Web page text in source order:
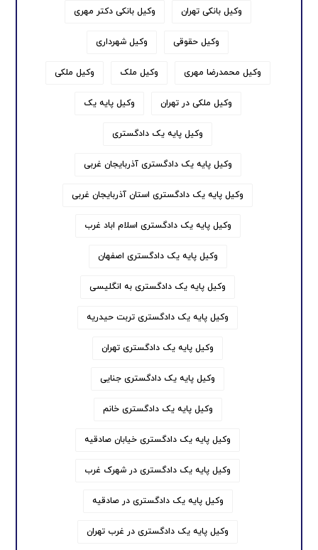
وکیل بانکی تهران وکیل بانکی دکتر مهری
وکیل حقوقی وکیل شهرداری
وکیل محمدرضا مهری وکیل ملک وکیل ملکی
وکیل ملکی در تهران وکیل پایه یک
وکیل پایه یک دادگستری
وکیل پایه یک دادگستری آذربایجان غربی
وکیل پایه یک دادگستری استان آذربایجان غربی
وکیل پایه یک دادگستری اسلام اباد غرب
وکیل پایه یک دادگستری اصفهان
وکیل پایه یک دادگستری به انگلیسی
وکیل پایه یک دادگستری تربت حیدریه
وکیل پایه یک دادگستری تهران
وکیل پایه یک دادگستری جنایی
وکیل پایه یک دادگستری خانم
وکیل پایه یک دادگستری خیابان صادقیه
وکیل پایه یک دادگستری در شهرک غرب
وکیل پایه یک دادگستری در صادقیه
وکیل پایه یک دادگستری در غرب تهران